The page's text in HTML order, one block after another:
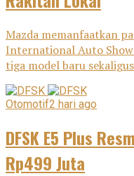
Mazda memanfaatkan
International Auto
tiga model baru
Otomotif2 hari ago
DFSK E5 Plus
Rp499 Juta